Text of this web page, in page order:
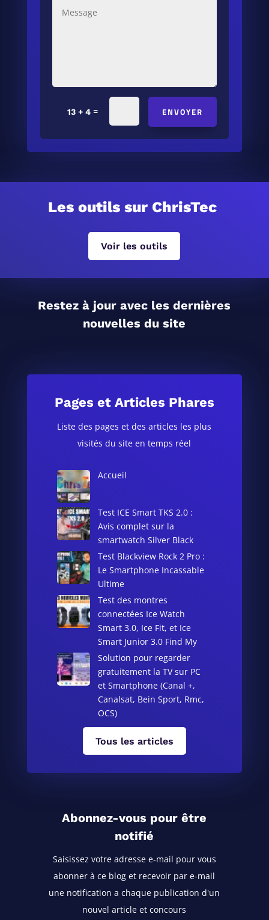
13 + 4= ENVOYER
Les outils sur ChrisTec
Voir les outils
Restez à jour avec les dernières
nouvelles du site
Pages et Articles Phares
Liste des pages et des articles les plus
visités du site en temps réel
Accueil
Test ICE Smart TKS 2.0 :
Avis complet sur la
smartwatch Silver Black
Test Blackview Rock 2 Pro :
Le Smartphone Incassable
Ultime
Test des montres
connectées Ice Watch
Smart 3.0, Ice Fit, et Ice
Smart Junior 3.0 Find My
Solution pour regarder
gratuitement la TV sur PC
et Smartphone (Canal +,
Canalsat, Bein Sport, Rmc,
OCS)
Tous les articles
Abonnez-vous pour être
notifié
Saisissez votre adresse e-mail pour vous
abonner à ce blog et recevoir par e-mail
une notification a chaque publication d'un
nouvel article et concours